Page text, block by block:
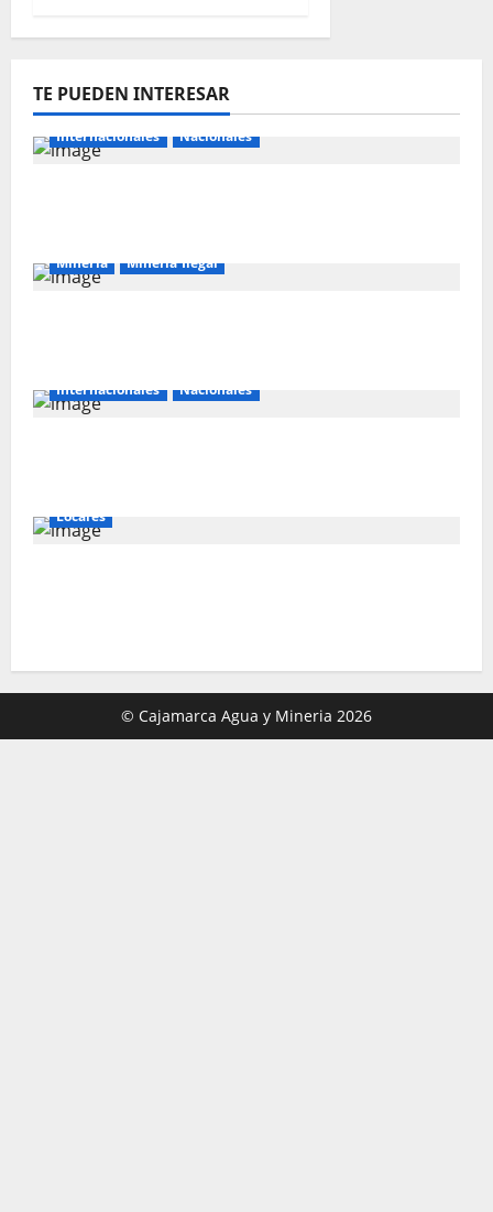
TE PUEDEN INTERESAR
Internacionales Nacionales
Mineria Mineria Ilegal
Internacionales Nacionales
Locales